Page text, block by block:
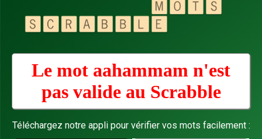
Le mot aahammam n'est
pas valide au Scrabble
Téléchargez notre appli pour vérifier vos mots facilement :